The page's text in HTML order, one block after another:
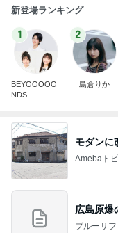
新登場ランキング
1
BEYOOOOO
NDS
2
島倉りか
モダンに
Amebaト
広島原爆
ブルーサ